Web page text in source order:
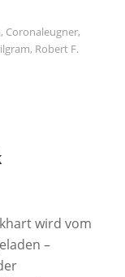
, Coronaleugner,
, Robert F.
wird vom
–